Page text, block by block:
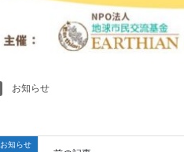
お知らせ
お知らせ